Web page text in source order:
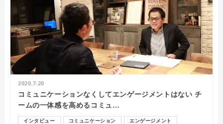
2020.7.20
コミュニケーションなくしてエンゲージメントはない チ
ームの一体感を高めるコミュ…
インタビュー コミュニケーション エンゲージメント